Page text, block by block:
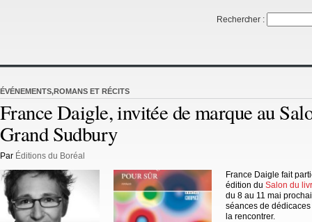
Rechercher :
ÉVÉNEMENTS,ROMANS ET RÉCITS
France Daigle, invitée de marque au
Grand Sudbury
Par Éditions du Boréal
France Daigle fait
édition du Salon du
du 8 au 11 mai
séances de
la rencontrer.